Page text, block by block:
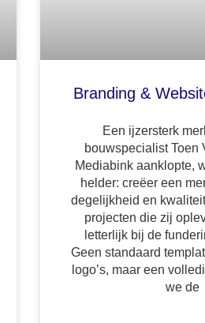
Branding &
Een ijzersterk
bouwspecialist Toen
Mediabink aanklopte,
helder: creëer een
degelijkheid en
projecten die zij
letterlijk bij de
Geen standaard
logo’s, maar een
we de